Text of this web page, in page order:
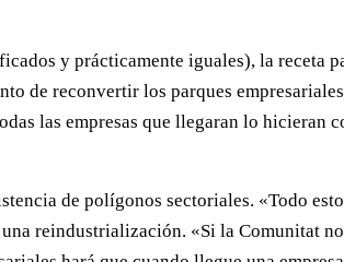
y prácticamente iguales), la receta
de reconvertir los parques
las empresas que llegaran lo hicieran
de polígonos sectoriales. «Todo
reindustrialización. «Si la Comunitat